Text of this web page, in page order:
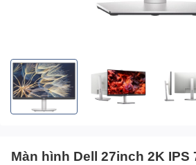
Màn hình Dell 27inch 2K IPS